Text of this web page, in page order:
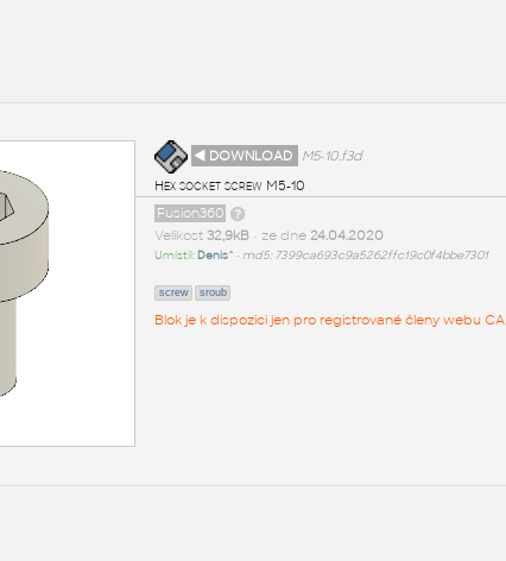
◄ DOWNLOAD
M5-10.f3d
Hex socket screw M5-10
Fusion360
Velikost 32,9kB• ze dne 24.04.2020
Umístil: Denis^ • md5: 7399ca693c9a5262ffc19c0f4bbe7301
screw sroub
Blok je k dispozici jen pro registrované členy webu